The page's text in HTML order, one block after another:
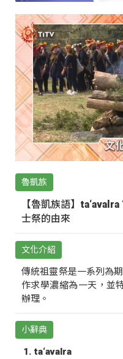
魯凱族
【魯凱族語】
士祭的由來
文化介紹
傳統祖靈祭是一系列為
作求學濃縮為一天，並
辦理。
小辭典
ta‘avalra